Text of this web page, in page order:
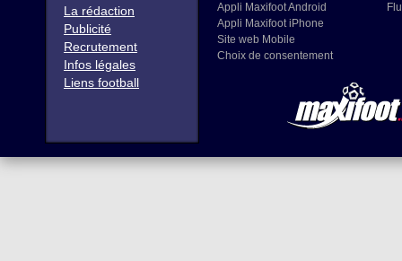
La rédaction
Publicité
Recrutement
Infos légales
Liens football
Appli Maxifoot Android
Appli Maxifoot iPhone
Site web Mobile
Choix de consentement